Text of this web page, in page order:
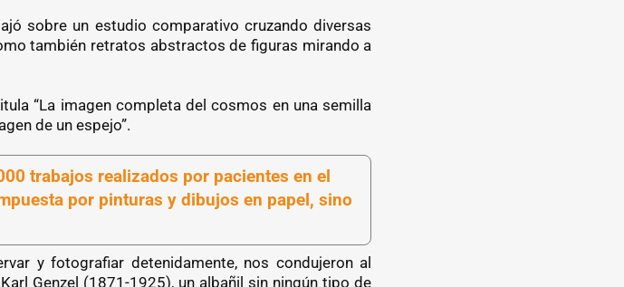
sobre un estudio comparativo cruzando diversas
también retratos abstractos de figuras mirando a
“La imagen completa del cosmos en una semilla
de un espejo”.
trabajos realizados por pacientes en el
por pinturas y dibujos en papel, sino
y fotografiar detenidamente, nos condujeron al
Genzel (1871-1925), un albañil sin ningún tipo de